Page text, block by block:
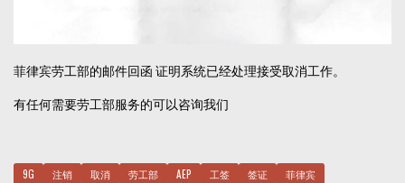
菲律宾劳工部的邮件回函 证明系统已经处理接受取消工作。
有任何需要劳工部服务的可以咨询我们
9G 注销 取消 劳工部 AEP 工签 签证 菲律宾